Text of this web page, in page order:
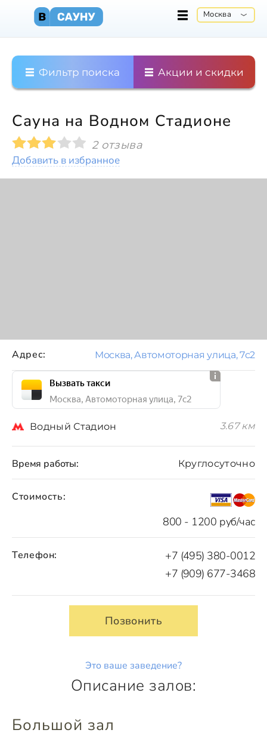
Москва
Фильтр поиска Акции и скидки
Сауна на Водном Стадионе
2 отзыва
Добавить в избранное
Стоимость:
800 - 1200 руб/час
Время работы: Круглосуточно
Телефон:
+7 (495) 380-0012
+7 (909) 677-3468
Позвонить
Это ваше заведение?
Адрес: Москва, Автомоторная улица, 7с2
Вызвать такси
Москва, Автомоторная улица, 7с2
Водный Стадион 3.67 км
Описание залов:
Большой зал